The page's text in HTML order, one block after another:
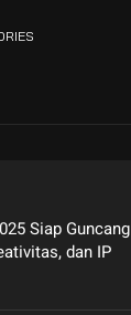
Siap Guncang
dan IP